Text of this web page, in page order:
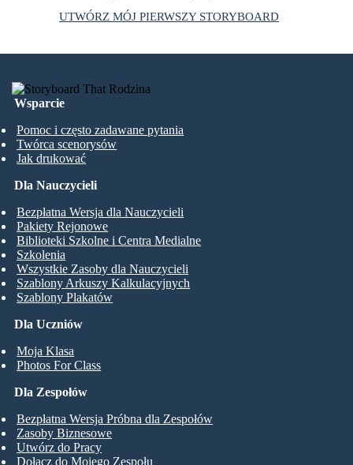
UTWÓRZ MÓJ PIERWSZY STORYBOARD
Wsparcie
Pomoc i często zadawane pytania
Twórca scenorysów
Jak drukować
Dla Uczniów
Moja Klasa
Photos For Class
Dla Nauczycieli
Bezpłatna Wersja dla Nauczycieli
Pakiety Rejonowe
Biblioteki Szkolne i Centra Medialne
Szkolenia
Wszystkie Zasoby dla Nauczycieli
Szablony Arkuszy Kalkulacyjnych
Szablony Plakatów
Dla Zespołów
Bezpłatna Wersja Próbna dla Zespołów
Zasoby Biznesowe
Utwórz do Pracy
Dołącz do Mojego Zespołu